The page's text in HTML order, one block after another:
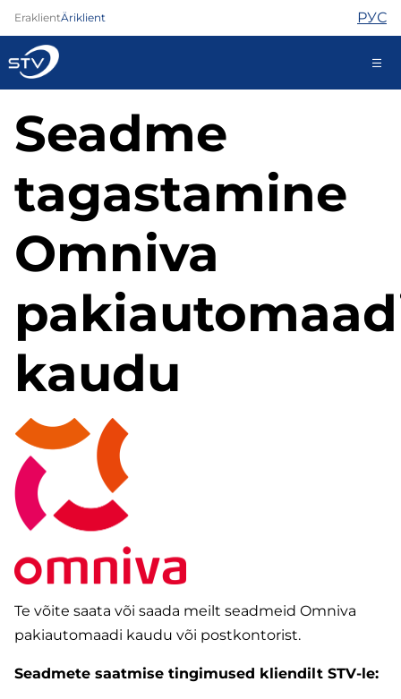
EraklientÄriklient РУС
688 0000
Iseteenindus
TV
Telefon
Turvateenused
Abi
Pood
Kontaktid
Uudised
Seadme
tagastamine
Omniva
kaudu
Te võite saata või saada meilt seadmeid Omniva
pakiautomaadi kaudu või postkontorist.
Seadmete saatmise tingimused kliendilt STV-le: